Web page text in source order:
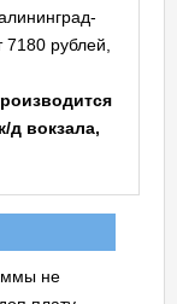
рублей,
д вокзала,
не